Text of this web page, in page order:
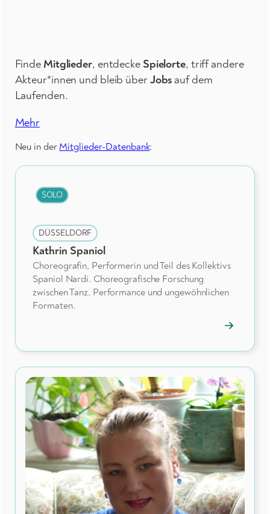
FindeMitglieder, entdecke Spielorte, triff andere
Akteur*innen und bleib überJobs auf dem
Laufenden.
Mehr
Neu in der Mitglieder-Datenbank:
SOLO
DÜSSELDORF
Kathrin Spaniol
Choreografin, Performerin und Teil des Kollektivs
Spaniol Nardi. Choreografische Forschung
zwischen Tanz, Performance und ungewöhnlichen
Formaten.
→